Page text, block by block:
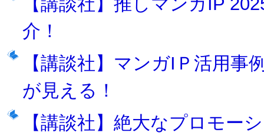
介！
【講談社】マンガIＰ活用
が見える！
【講談社】絶大なプロモ